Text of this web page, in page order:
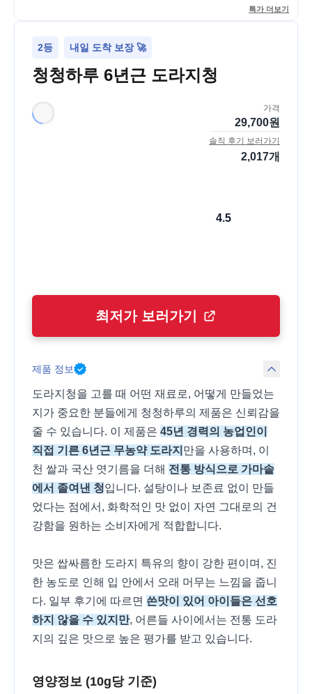
특가 더보기
2등 내일 도착 보장 🚀
청청하루 6년근 도라지청
가격
29,700원
솔직 후기 보러가기
2,017개
4.5
최저가 보러가기
제품 정보
도라지청을 고를 때 어떤 재료로, 어떻게 만들었는
지가 중요한 분들에게 청청하루의 제품은 신뢰감을
줄 수 있습니다. 이 제품은 45년 경력의 농업인이
직접 기른 6년근 무농약 도라지 만을 사용하며, 이
천 쌀과 국산 엿기름을 더해 전통 방식으로 가마솥
에서 졸여낸 청입니다. 설탕이나 보존료 없이 만들
었다는 점에서, 화학적인 맛 없이 자연 그대로의 건
강함을 원하는 소비자에게 적합합니다.
맛은 쌉싸름한 도라지 특유의 향이 강한 편이며, 진
한 농도로 인해 입 안에서 오래 머무는 느낌을 줍니
다. 일부 후기에 따르면 쓴맛이 있어 아이들은 선호
하지 않을 수 있지만, 어른들 사이에서는 전통 도라
지의 깊은 맛으로 높은 평가를 받고 있습니다.
영양정보 (10g당 기준)